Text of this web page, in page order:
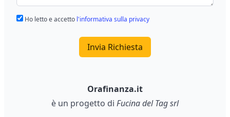
Ho letto e accetto l'informativa sulla privacy
Invia Richiesta
Orafinanza.it
è un progetto di Fucina del Tag srl